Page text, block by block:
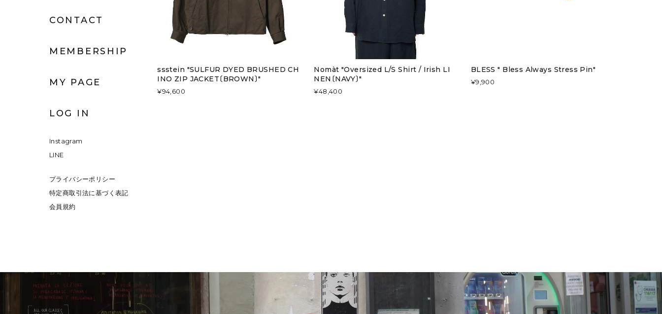
CONTACT
MEMBERSHIP
MY PAGE
LOG IN
Instagram
LINE
プライバシーポリシー
特定商取引法に基づく表記
会員規約
ssstein "SULFUR DYED BRUSHED CH
INO ZIP JACKET〔BROWN〕"
¥94,600
Nomàt "Oversized L/S Shirt / Irish LI
NEN〔NAVY〕"
¥48,400
BLESS " Bless Always Stress Pin"
¥9,900